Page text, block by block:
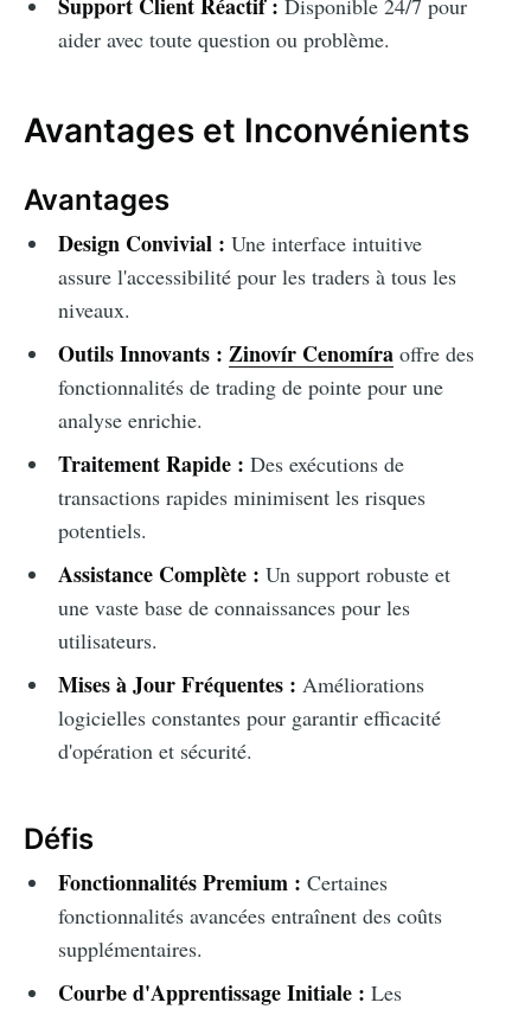
Disponible 24/7 pour
aider avec toute question ou problème.
Avantages et Inconvénients
Avantages
Design Convivial : Une interface intuitive
assure l'accessibilité pour les traders à tous les
niveaux.
Outils Innovants : Zinovír Cenomíraoffre des
fonctionnalités de trading de pointe pour une
analyse enrichie.
Traitement Rapide : Des exécutions de
transactions rapides minimisent les risques
potentiels.
Assistance Complète : Un support robuste et
une vaste base de connaissances pour les
utilisateurs.
Mises à Jour Fréquentes : Améliorations
logicielles constantes pour garantir efficacité
d'opération et sécurité.
Défis
Fonctionnalités Premium : Certaines
fonctionnalités avancées entraînent des coûts
supplémentaires.
Courbe d'Apprentissage Initiale : Les